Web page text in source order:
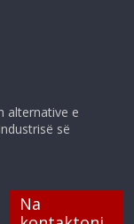
alternative e
së
Na